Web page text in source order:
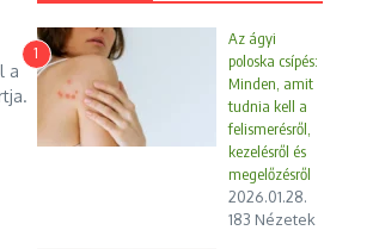
a
1
Az ágyi
poloska csípés:
Minden, amit
tudnia kell a
felismerésről,
kezelésről és
megelőzésről
2026.01.28.
183 Nézetek